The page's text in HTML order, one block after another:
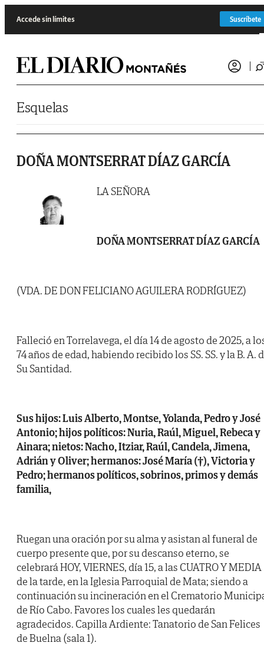
Accede sin límites Suscríbete
Esquelas
DOÑA MONTSERRAT DÍAZ GARCÍA
LA SEÑORA
DOÑA MONTSERRAT DÍAZ GARCÍA
(VDA. DE DON FELICIANO AGUILERA RODRÍGUEZ)
Falleció en Torrelavega, el día 14 de agosto de 2025, a
74 años de edad, habiendo recibido los SS. SS. y la B. A.
Su Santidad.
Sus hijos: Luis Alberto, Montse, Yolanda, Pedro y José
Antonio; hijos políticos: Nuria, Raúl, Miguel, Rebeca y
Ainara; nietos: Nacho, Itziar, Raúl, Candela, Jimena,
Adrián y Oliver; hermanos: José María (†), Victoria y
Pedro; hermanos políticos, sobrinos, primos y demás
familia,
Ruegan una oración por su alma y asistan al funeral de
cuerpo presente que, por su descanso eterno, se
celebrará HOY, VIERNES, día 15, a las CUATRO Y MEDIA
de la tarde, en la Iglesia Parroquial de Mata; siendo a
continuación su incineración en el Crematorio
de Río Cabo. Favores los cuales les quedarán
agradecidos. Capilla Ardiente: Tanatorio de San Felices
de Buelna (sala 1).